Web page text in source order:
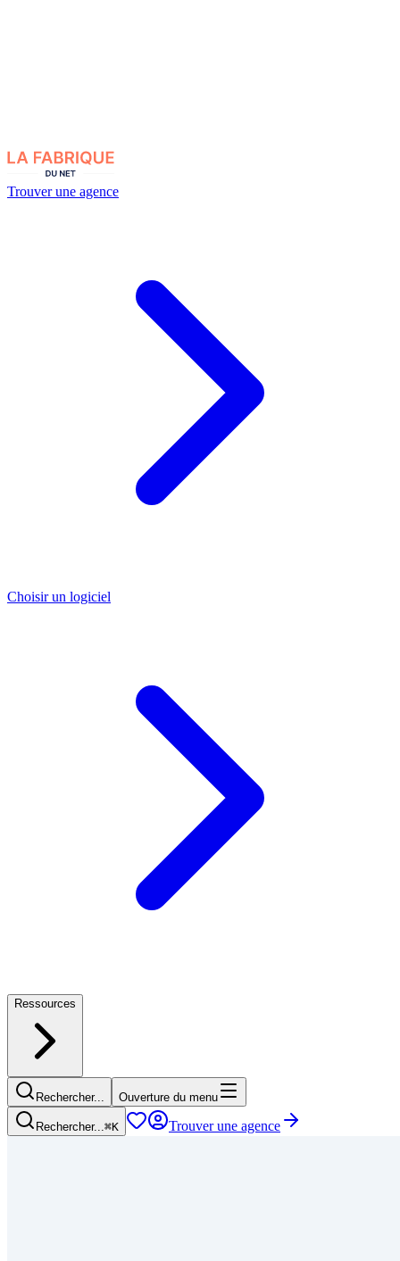
Trouver une agence
Choisir un logiciel
Ressources
Rechercher... Ouverture du menu
Rechercher...⌘K Trouver une agence